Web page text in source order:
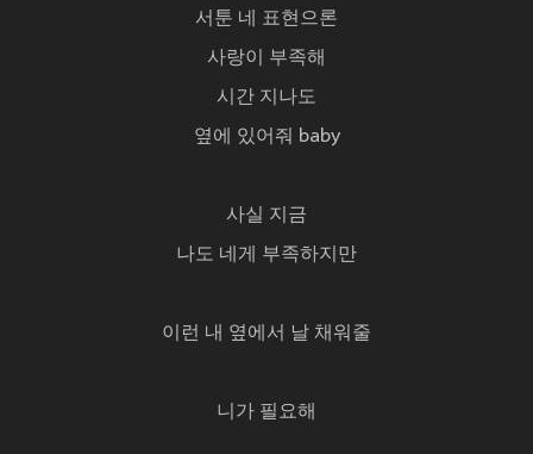
서툰 네 표현으론
사랑이 부족해
시간 지나도
옆에 있어줘 baby
사실 지금
나도 네게 부족하지만
이런 내 옆에서 날 채워줄
니가 필요해